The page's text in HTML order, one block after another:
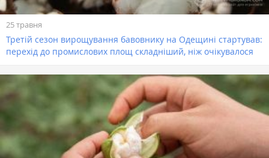
25 травня
Третій сезон вирощування бавовнику на Одещині стартував:
перехід до промислових площ складніший, ніж очікувалося